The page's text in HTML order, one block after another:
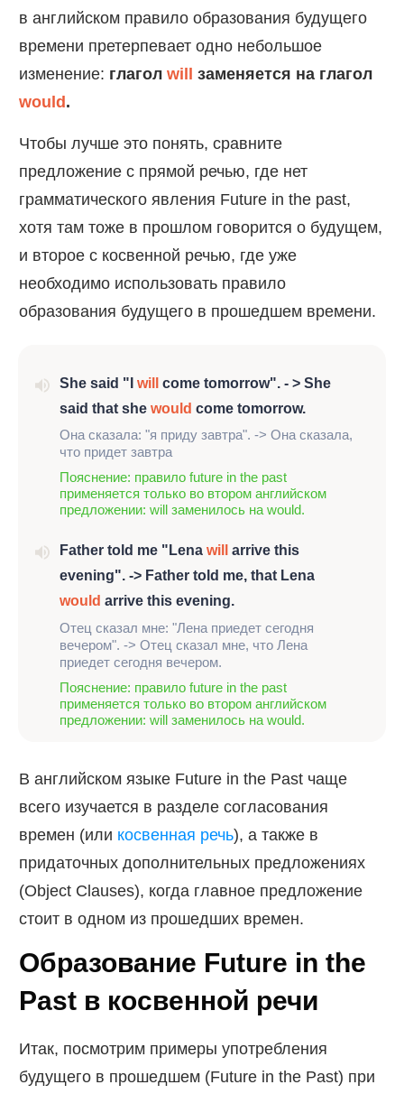
в английском правило образования будущего
времени претерпевает одно небольшое
изменение: глагол will заменяется на глагол
would.
Чтобы лучше это понять, сравните
предложение с прямой речью, где нет
грамматического явления Future in the past,
хотя там тоже в прошлом говорится о будущем,
и второе с косвенной речью, где уже
необходимо использовать правило
образования будущего в прошедшем времени.
She said "I will
come tomorrow". - > She
said that she would come tomorrow.
Она сказала: "я приду завтра". -> Она сказала,
что придет завтра
Пояснение: правило future in the past
применяется только во втором английском
предложении: will заменилось на would.
Father told me "Lena will
arrive this
evening". -> Father told me, that Lena
would arrive this evening.
Отец сказал мне: "Лена приедет сегодня
вечером". -> Отец сказал мне, что Лена
приедет сегодня вечером.
Пояснение: правило future in the past
применяется только во втором английском
предложении: will заменилось на would.
В английском языке Future in the Past чаще
всего изучается в разделе согласования
времен (или косвенная речь), а также в
придаточных дополнительных предложениях
(Object Clauses), когда главное предложение
стоит в одном из прошедших времен.
Образование Future in the
Past в косвенной речи
Итак, посмотрим примеры употребления
будущего в прошедшем (Future in the Past) при